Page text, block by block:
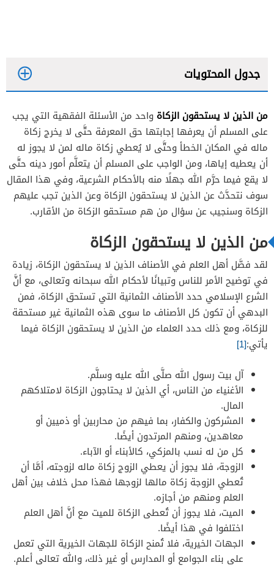
جدول المحتويات
من الذين لا يستحقون الزكاة واحد من الأسئلة الفقهية التي يجب
على المسلم أن يعرفها إجابتها حق المعرفة حتَّى لا يخرج زكاة
ماله في المكان الخطأ وحتَّى لا يُعطي زكاة ماله لمن لا يجوز له
أن يعطيه إياها، ومن الواجب على المسلم أن يتعلَّم أمور دينه حتَّى
لا يقع فيما حرَّم الله جهلًا منه بالأحكام الشرعية، وفي هذا المقال
سوف نتحدَّث عن الذين لا يستحقون الزكاة وعن الذين تجب عليهم
الزكاة وسنجيب عن سؤال من هم مستحقو الزكاة من الأقارب.
من الذين لا يستحقون الزكاة
لقد فصَّل أهل العلم في الأصناف الذين لا يستحقون الزكاة، زيادة
في توضيح الأمر للناس وتبيانًا لأحكام الله سبحانه وتعالى، مع أنَّ
الشرع الإسلامي حدد الأصناف الثمانية التي تستحق الزكاة، فمن
البدهي أن تكون كل الأصناف ما سوى هذه الثمانية غير مستحقة
للزكاة، ومع ذلك حدد العلماء من الذين لا يستحقون الزكاة فيما
يأتي:[1]
آل بيت رسول الله صلَّى الله عليه وسلَّم.
الأغنياء من الناس، أي الذين لا يحتاجون الزكاة لامتلاكهم
المال.
المشركون والكفار، بما فيهم من محاربين أو ذميين أو
معاهدين، ومنهم المرتدون أيضًا.
كل من له نسب بالمزكي، كالأبناء أو الآباء.
الزوجة، فلا يجوز أن يعطي الزوج زكاة ماله لزوجته، أمَّا أن
تُعطي الزوجة زكاة مالها لزوجها فهذا محل خلاف بين أهل
العلم ومنهم من أجازه.
الميت، فلا يجوز أن تُعطى الزكاة للميت مع أنَّ أهل العلم
اختلفوا في هذا أيضًا.
الجهات الخيرية، فلا تُمنح الزكاة للجهات الخيرية التي تعمل
على بناء الجوامع أو المدارس أو غير ذلك، والله تعالى أعلم.